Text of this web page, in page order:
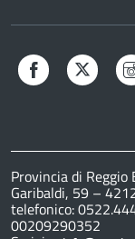
Facebook
Provincia di Reggio
Garibaldi, 59 –
telefonico:
00209290352